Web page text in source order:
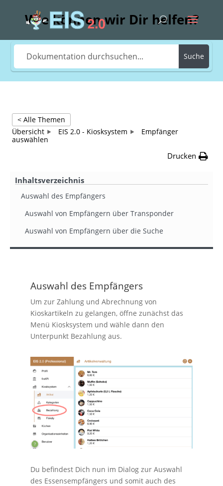
Wie können wir Dir helfen?
Suche
< Alle Themen
Übersicht
EIS 2.0 - Kiosksystem
Empfänger
auswählen
Drucken
Inhaltsverzeichnis
Auswahl des Empfängers
Auswahl von Empfängern über Transponder
Auswahl von Empfängern über die Suche
Auswahl des Empfängers
Um zur Zahlung und Abrechnung von
Kioskartikeln zu gelangen, öffne zunächst das
Menü Kiosksystem und wähle dann den
Unterpunkt Bezahlung aus.
Du befindest Dich nun im Dialog zur Auswahl
des Essensempfängers und somit auch des